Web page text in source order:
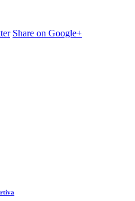
Share on Google+